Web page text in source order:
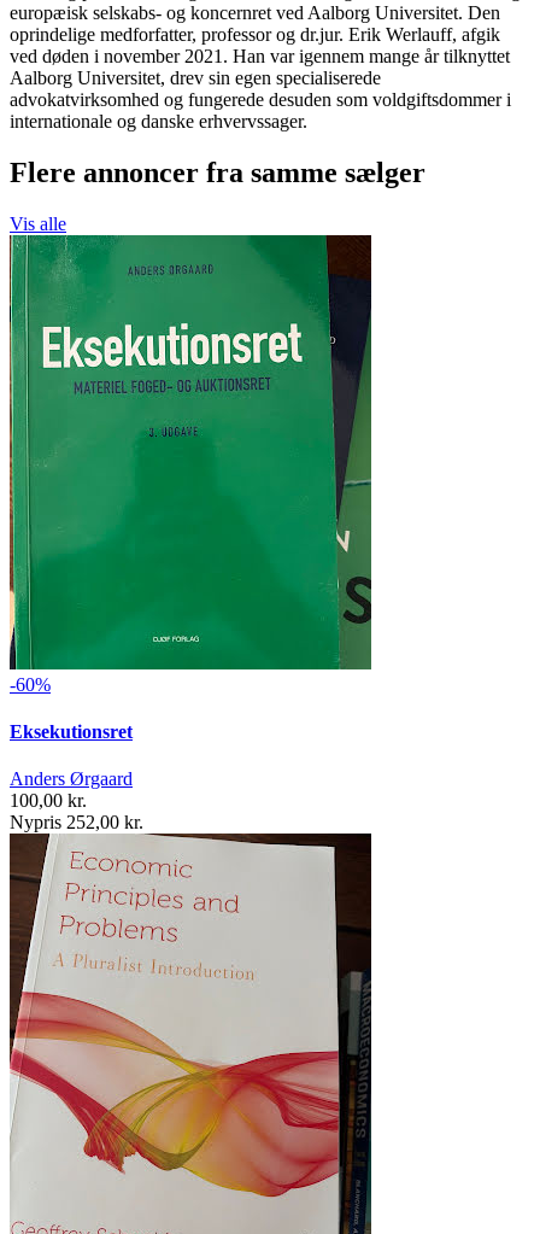
europæisk selskabs- og koncernret ved Aalborg Universitet. Den
oprindelige medforfatter, professor og dr.jur. Erik Werlauff, afgik
ved døden i november 2021. Han var igennem mange år tilknyttet
Aalborg Universitet, drev sin egen specialiserede
advokatvirksomhed og fungerede desuden som voldgiftsdommer i
internationale og danske erhvervssager.
Flere annoncer fra samme sælger
Vis alle
-60%
Eksekutionsret
Anders Ørgaard
100,00 kr.
Nypris 252,00 kr.